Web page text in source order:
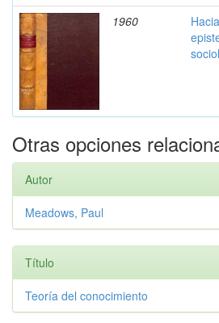
1960
Otras opciones
Autor
Meadows, Paul
Título
Teoría del conocimiento